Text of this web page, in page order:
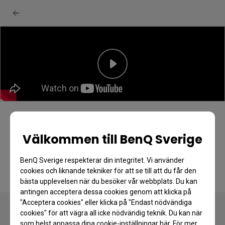
Välkommen till BenQ Sverige
BenQ Sverige respekterar din integritet. Vi använder
cookies och liknande tekniker för att se till att du får den
bästa upplevelsen när du besöker vår webbplats. Du kan
antingen acceptera dessa cookies genom att klicka på
"Acceptera cookies" eller klicka på "Endast nödvändiga
cookies" för att vägra all icke nödvändig teknik. Du kan när
som helst anpassa dina cookie-inställningar här. För mer
BenQ W4100i projektor: Unboxing &
snabbstartsguide